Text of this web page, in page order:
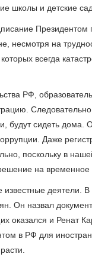
школы и детские
Президентом
несмотря на
всегда
РФ,
будут сидеть
Даже
поскольку в
на временное
деятели.
Он назвал
оказался и Ренат
в РФ для